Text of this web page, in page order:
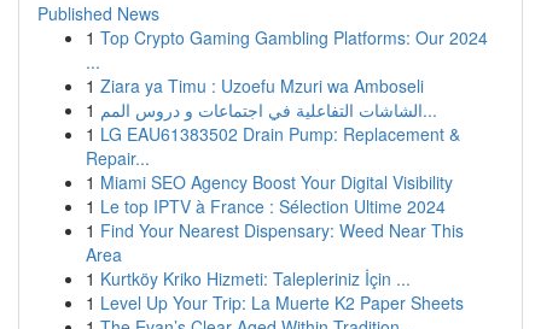
Published News
1 Top Crypto Gaming Gambling Platforms: Our 2024
...
1 Ziara ya Timu : Uzoefu Mzuri wa Amboseli
1
الشاشات التفاعلية في اجتماعات و دروس المم...
1 LG EAU61383502 Drain Pump: Replacement &
Repair...
1 Miami SEO Agency Boost Your Digital Visibility
1 Le top IPTV à France : Sélection Ultime 2024
1 Find Your Nearest Dispensary: Weed Near This
Area
1 Kurtköy Kriko Hizmeti: Talepleriniz İçin ...
1 Level Up Your Trip: La Muerte K2 Paper Sheets